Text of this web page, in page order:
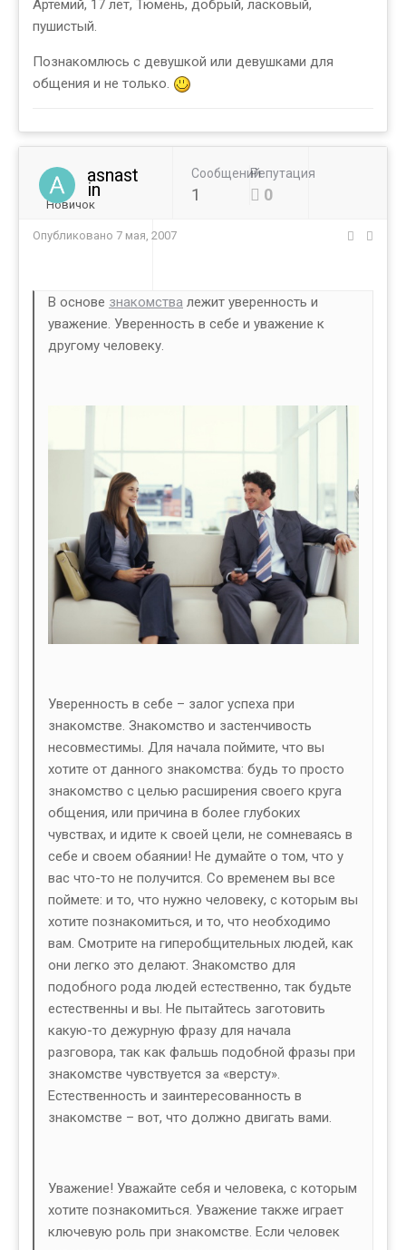
Артемий, 17 лет, Тюмень, добрый, ласковый,
пушистый.
Познакомлюсь с девушкой или девушками для
общения и не только.
asnast
in
Новичок
Сообщений
1
Репутация
0
Опубликовано 7 мая, 2007
В основе знакомства лежит уверенность и
уважение. Уверенность в себе и уважение к
другому человеку.
Уверенность в себе – залог успеха при
знакомстве. Знакомство и застенчивость
несовместимы. Для начала поймите, что вы
хотите от данного знакомства: будь то просто
знакомство с целью расширения своего круга
общения, или причина в более глубоких
чувствах, и идите к своей цели, не сомневаясь в
себе и своем обаянии! Не думайте о том, что у
вас что-то не получится. Со временем вы все
поймете: и то, что нужно человеку, с которым вы
хотите познакомиться, и то, что необходимо
вам. Смотрите на гиперобщительных людей, как
они легко это делают. Знакомство для
подобного рода людей естественно, так будьте
естественны и вы. Не пытайтесь заготовить
какую-то дежурную фразу для начала
разговора, так как фальшь подобной фразы при
знакомстве чувствуется за «версту».
Естественность и заинтересованность в
знакомстве – вот, что должно двигать вами.
Уважение! Уважайте себя и человека, с которым
хотите познакомиться. Уважение также играет
ключевую роль при знакомстве. Если человек